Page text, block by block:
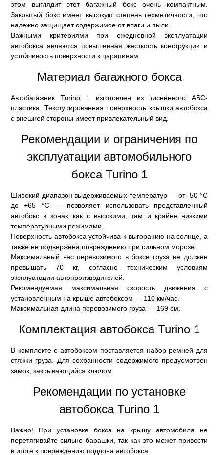
этом выглядит этот багажный бокс очень компактным.
Закрытый бокс имеет высокую степень герметичности, что
надежно защищает содержимое от влаги и пыли.
Важными критериями при ежедневной эксплуатации
автобокса являются повышенная жесткость конструкции и
устойчивость поверхности к царапинам.
Материал багажного бокса
Автобагажник Turino 1 изготовлен из тиснённого АБС-
пластика. Текстурированная поверхность крышки автобокса
с внешней стороны имеет привлекательный вид.
Рекомендации и ограничения по
эксплуатации автомобильного
бокса Turino 1
Широкий диапазон выдерживаемых температур — от -50 °C
до +65 °C — позволяет использовать представленный
автобокс в зонах как с высокими, там и крайне низкими
температурными режимами.
Поверхность автобокса устойчива к выгоранию на солнце, а
также не подвержена повреждению при сильном морозе.
Максимальный вес перевозимого в боксе груза не должен
превышать 70 кг, согласно техническим условиям
эксплуатации автопроизводителей.
Рекомендуемая максимальная скорость движения с
установленным на крыше автобоксом — 110 км/час.
Максимальная длина перевозимого груза — 169 см.
Комплектация автобокса Turino 1
В комплекте с автобоксом поставляется набор ремней для
стяжки груза. Для сохранности содержимого предусмотрен
замок, закрывающийся ключом.
Рекомендации по установке
автобокса Turino 1
Важно! При установке бокса на крышу автомобиля не
перетягивайте сильно барашки, так как это может привести
в итоге к повреждению поддона автобокса.